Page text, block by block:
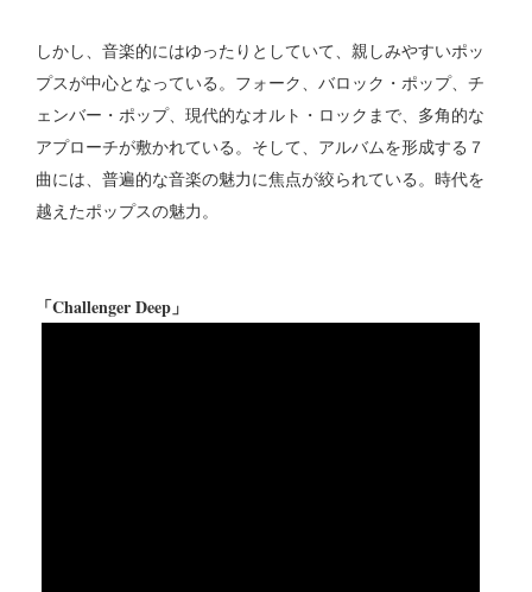
しかし、音楽的にはゆったりとしていて、親しみやすいポッ
プスが中心となっている。フォーク、バロック・ポップ、チ
ェンバー・ポップ、現代的なオルト・ロックまで、多角的な
アプローチが敷かれている。そして、アルバムを形成する７
曲には、普遍的な音楽の魅力に焦点が絞られている。時代を
越えたポップスの魅力。
「Challenger Deep」